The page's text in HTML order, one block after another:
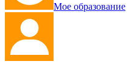
Мое образование